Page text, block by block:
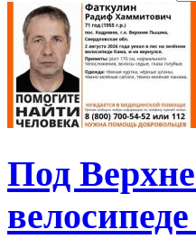
Под